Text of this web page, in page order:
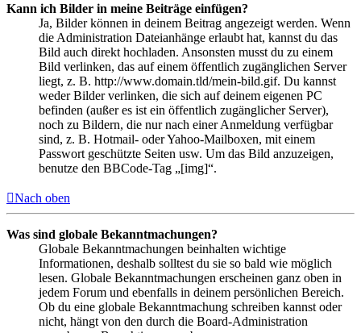
Kann ich Bilder in meine Beiträge einfügen?
Ja, Bilder können in deinem Beitrag angezeigt werden. Wenn
die Administration Dateianhänge erlaubt hat, kannst du das
Bild auch direkt hochladen. Ansonsten musst du zu einem
Bild verlinken, das auf einem öffentlich zugänglichen Server
liegt, z. B. http://www.domain.tld/mein-bild.gif. Du kannst
weder Bilder verlinken, die sich auf deinem eigenen PC
befinden (außer es ist ein öffentlich zugänglicher Server),
noch zu Bildern, die nur nach einer Anmeldung verfügbar
sind, z. B. Hotmail- oder Yahoo-Mailboxen, mit einem
Passwort geschützte Seiten usw. Um das Bild anzuzeigen,
benutze den BBCode-Tag „[img]“.
Nach oben
Was sind globale Bekanntmachungen?
Globale Bekanntmachungen beinhalten wichtige
Informationen, deshalb solltest du sie so bald wie möglich
lesen. Globale Bekanntmachungen erscheinen ganz oben in
jedem Forum und ebenfalls in deinem persönlichen Bereich.
Ob du eine globale Bekanntmachung schreiben kannst oder
nicht, hängt von den durch die Board-Administration